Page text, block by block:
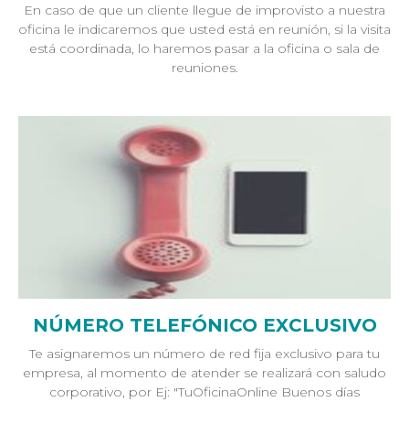
En caso de que un cliente llegue de improvisto a nuestra
oficina le indicaremos que usted está en reunión, si la visita
está coordinada, lo haremos pasar a la oficina o sala de
reuniones.
NÚMERO TELEFÓNICO EXCLUSIVO
Te asignaremos un número de red fija exclusivo para tu
empresa, al momento de atender se realizará con saludo
corporativo, por Ej: "TuOficinaOnline Buenos días